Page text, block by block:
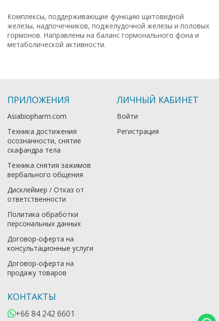
Комплексы, поддерживающие функцию щитовидной
железы, надпочечников, поджелудочной железы и половых
гормонов. Направлены на баланс гормонального фона и
метаболической активности.
ПРИЛОЖЕНИЯ
Asiabiopharm.com
Техника достижения
осознанности, снятие
скафандра тела
Техника снятия зажимов
вербального общения
Дисклеймер / Отказ от
ответственности
Политика обработки
персональных данных
Договор-оферта на
консультационные услуги
Договор-оферта на
продажу товаров
ЛИЧНЫЙ КАБИНЕТ
Войти
Регистрация
КОНТАКТЫ
+66 84 242 6601